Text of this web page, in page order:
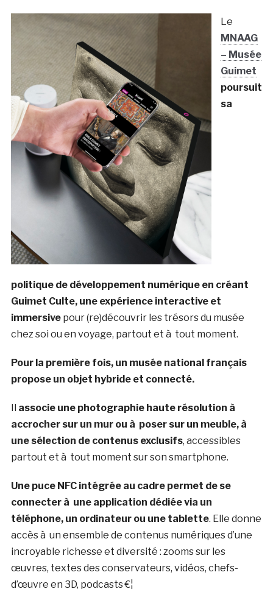
Le
MNAAG
– Musée
Guimet
poursuit
sa
politique de développement numérique en créant
Guimet Culte, une expérience interactive et
immersivepour (re)découvrir les trésors du musée
chez soi ou en voyage, partout et à tout moment.
Pour la première fois, un musée national français
propose un objet hybride et connecté.
Il associe une photographie haute résolution à
accrocher sur un mur ou à poser sur un meuble, à
une sélection de contenus exclusifs, accessibles
partout et à tout moment sur son smartphone.
Une puce NFC intégrée au cadre permet de se
connecter à une application dédiée via un
téléphone, un ordinateur ou une tablette. Elle donne
accès à un ensemble de contenus numériques d’une
incroyable richesse et diversité : zooms sur les
œuvres, textes des conservateurs, vidéos, chefs-
d’œuvre en 3D, podcasts €¦